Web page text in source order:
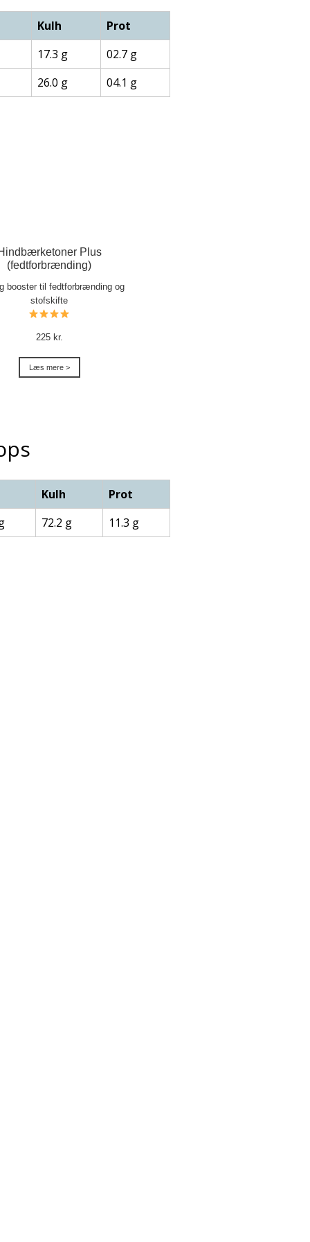
Kulh
Prot
17.3 g
02.7 g
26.0 g 04.1 g
Plus
(fedtforbrænding)
booster til fedtforbrænding og
stofskifte
225 kr.
Læs mere >
Kulh
Prot
72.2 g 11.3 g